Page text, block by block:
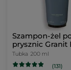
Szampon-żel
prysznic Granit
200 ml
Tubka 200 ml
(131)